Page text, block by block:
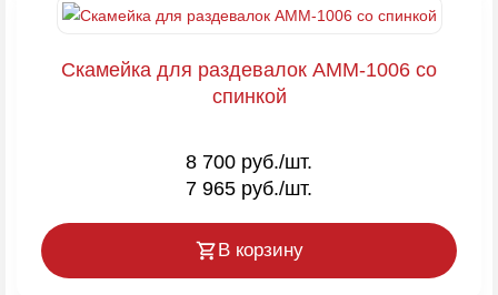
Скамейка для раздевалок AMM-1006 со
спинкой
8 700 руб./шт.
7 965 руб./шт.
В корзину